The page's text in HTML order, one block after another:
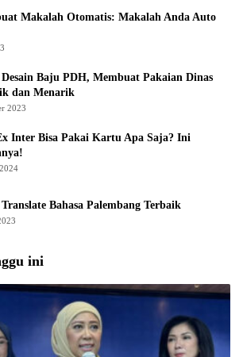
Makalah Otomatis: Makalah Anda Auto
Baju PDH, Membuat Pakaian Dinas
dan Menarik
2023
Inter Bisa Pakai Kartu Apa Saja? Ini
Bahasa Palembang Terbaik
ini